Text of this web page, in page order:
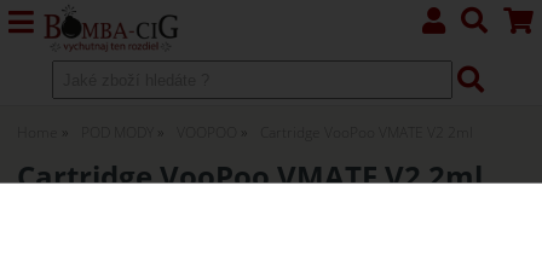
Cartridge VooPoo VMATE V2 2ml